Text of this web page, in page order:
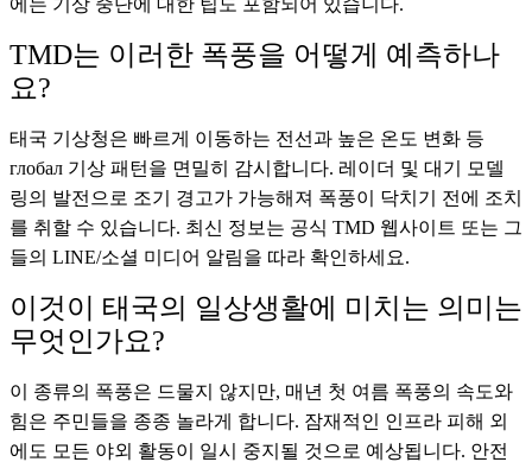
TMD는 이러한 폭풍을 어떻게 예측하나
요?
태국 기상청은 빠르게 이동하는 전선과 높은 온도 변화 등
глобал 기상 패턴을 면밀히 감시합니다. 레이더 및 대기 모델
링의 발전으로 조기 경고가 가능해져 폭풍이 닥치기 전에 조치
를 취할 수 있습니다. 최신 정보는 공식 TMD 웹사이트 또는 그
들의 LINE/소셜 미디어 알림을 따라 확인하세요.
이것이 태국의 일상생활에 미치는 의미는
무엇인가요?
이 종류의 폭풍은 드물지 않지만, 매년 첫 여름 폭풍의 속도와
힘은 주민들을 종종 놀라게 합니다. 잠재적인 인프라 피해 외
에도 모든 야외 활동이 일시 중지될 것으로 예상됩니다. 안전